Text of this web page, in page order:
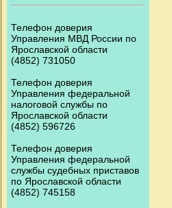
Телефон доверия
Управления МВД России по
Ярославской области
(4852) 731050
Телефон доверия
Управления федеральной
налоговой службы по
Ярославской области
(4852) 596726
Телефон доверия
Управления федеральной
службы судебных приставов
по Ярославской области
(4852) 745158